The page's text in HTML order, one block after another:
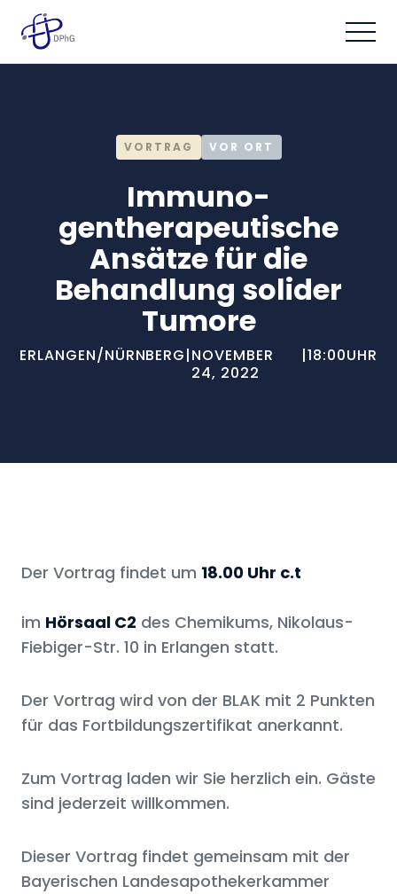
VORTRAG VOR ORT
Immuno-
gentherapeutische
Ansätze für die
Behandlung solider
Tumore
ERLANGEN/NÜRNBERG|NOVEMBER
24, 2022
|18:00UHR
Der Vortrag findet um 18.00 Uhr c.t
im Hörsaal C2 des Chemikums, Nikolaus-
Fiebiger-Str. 10 in Erlangen statt.
Der Vortrag wird von der BLAK mit 2 Punkten
für das Fortbildungszertifikat anerkannt.
Zum Vortrag laden wir Sie herzlich ein. Gäste
sind jederzeit willkommen.
Dieser Vortrag findet gemeinsam mit der
Bayerischen Landesapothekerkammer